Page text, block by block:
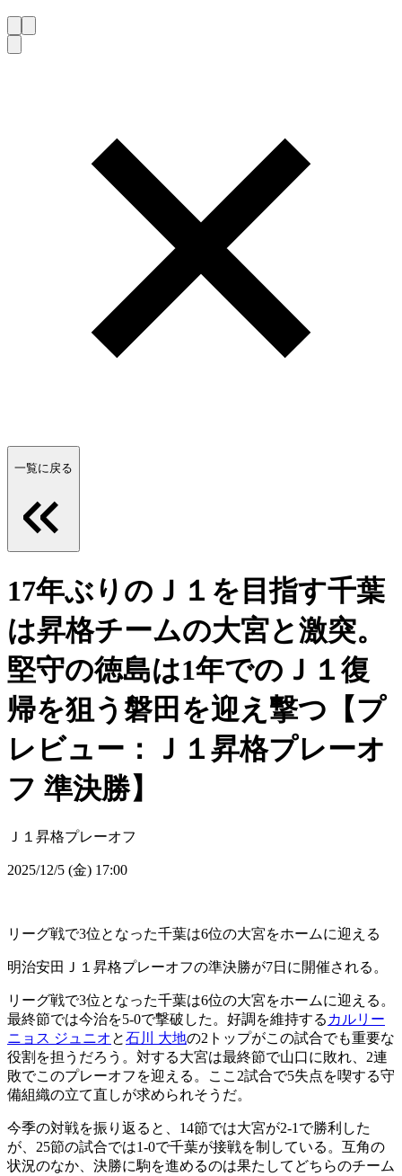
一覧に戻る
17年ぶりのＪ１を目指す千葉
は昇格チームの大宮と激突。
堅守の徳島は1年でのＪ１復
帰を狙う磐田を迎え撃つ【プ
レビュー：Ｊ１昇格プレーオ
フ 準決勝】
Ｊ１昇格プレーオフ
2025/12/5 (金) 17:00
リーグ戦で3位となった千葉は6位の大宮をホームに迎える
明治安田Ｊ１昇格プレーオフの準決勝が7日に開催される。
リーグ戦で3位となった千葉は6位の大宮をホームに迎える。
最終節では今治を5-0で撃破した。好調を維持する カルリー
ニョス ジュニオと石川 大地の2トップがこの試合でも重要な
役割を担うだろう。対する大宮は最終節で山口に敗れ、2連
敗でこのプレーオフを迎える。ここ2試合で5失点を喫する守
備組織の立て直しが求められそうだ。
今季の対戦を振り返ると、14節では大宮が2-1で勝利した
が、25節の試合では1-0で千葉が接戦を制している。互角の
状況のなか、決勝に駒を進めるのは果たしてどちらのチーム